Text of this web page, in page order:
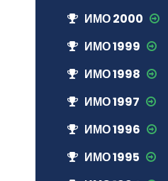
ИМО 2000
ИМО 1999
ИМО 1998
ИМО 1997
ИМО 1996
ИМО 1995